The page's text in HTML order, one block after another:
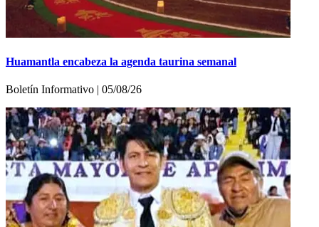
Huamantla encabeza la agenda taurina semanal
Boletín Informativo | 05/08/26